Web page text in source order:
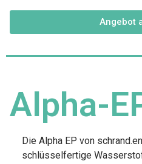
Angebot
Alpha-
Die Alpha EP von
schlüsselfertige